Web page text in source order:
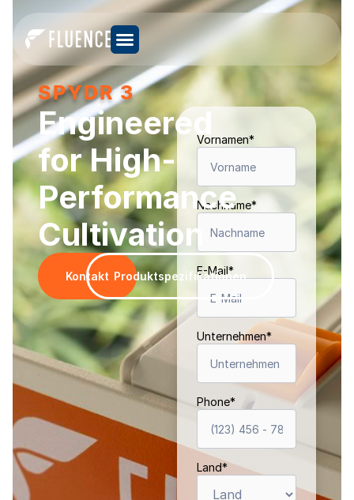
SPYDR 3
Engineered
for High-
Performance
Cultivation
Kontakt Produktspezifikationen
Vornamen*
Nachname*
E-Mail*
Unternehmen*
Phone*
Land*